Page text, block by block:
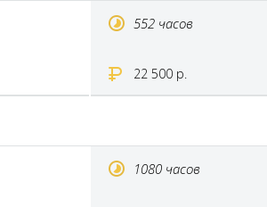
552 часов
22 500 р.
1080 часов